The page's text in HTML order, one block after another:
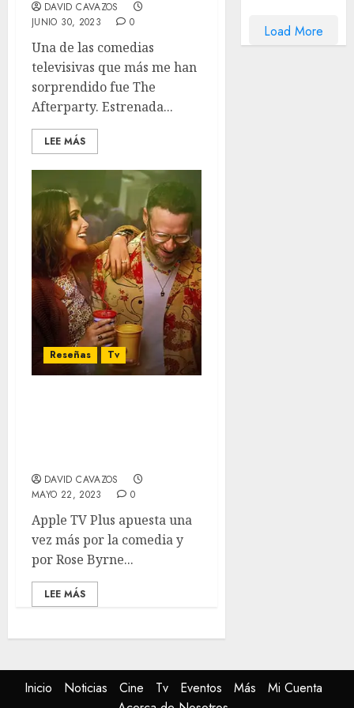
DAVID CAVAZOS
JUNIO 30, 2023
0
Una de las comedias
televisivas que más me han
sorprendido fue The
Afterparty. Estrenada...
LEE MÁS
Reseñas Tv
DAVID CAVAZOS
MAYO 22, 2023
0
Apple TV Plus apuesta una
vez más por la comedia y
por Rose Byrne...
LEE MÁS
Load More
Inicio Noticias Cine Tv Eventos Más
Mi Cuenta